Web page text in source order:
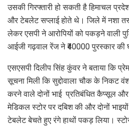
उसकी गिरफ्तारी हो सकती है हिमाचल
और टेबलेट सप्लाई होते थे। जिले में नशा
लेकर एसपी ने आरोपियों को पकड़ने वाली
आईजी गढ़वाल रेंज ने ₹40000 पुरस्कार की
एसएसपी दिलीप सिंह कुंवर ने बताया कि
सूचना मिली कि सुद्दोवाला चौक के निकट
करने वाले दोनों भाई प्रतिबंधित कैप्सूल
मेडिकल स्टोर पर दबिश की और दोनों
टेबलेट बेचते हुए रंगे हाथों पकड़ लिया।